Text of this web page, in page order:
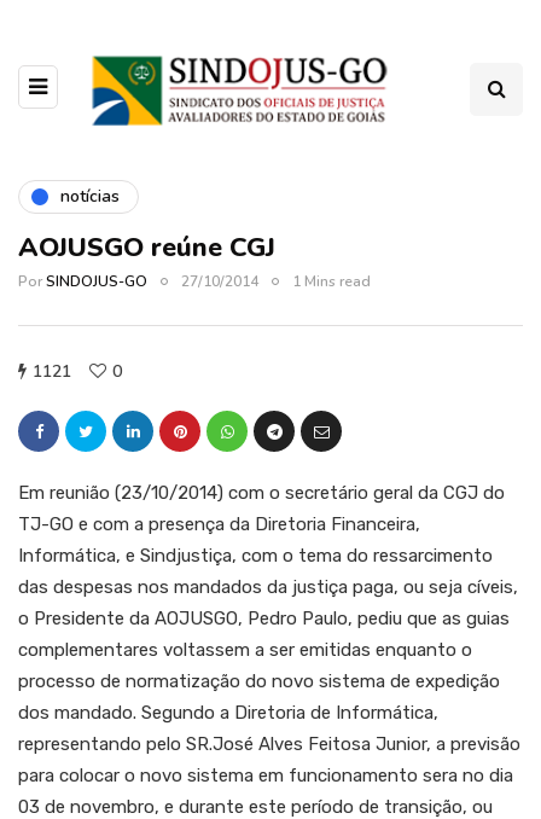
notícias
AOJUSGO reúne CGJ
PorSINDOJUS-GO 27/10/2014 1 Mins read
1121 0
Em reunião (23/10/2014) com o secretário geral da CGJ do
TJ-GO e com a presença da Diretoria Financeira,
Informática, e Sindjustiça, com o tema do ressarcimento
das despesas nos mandados da justiça paga, ou seja cíveis,
o Presidente da AOJUSGO, Pedro Paulo, pediu que as guias
complementares voltassem a ser emitidas enquanto o
processo de normatização do novo sistema de expedição
dos mandado. Segundo a Diretoria de Informática,
representando pelo SR.José Alves Feitosa Junior, a previsão
para colocar o novo sistema em funcionamento sera no dia
03 de novembro, e durante este período de transição, ou